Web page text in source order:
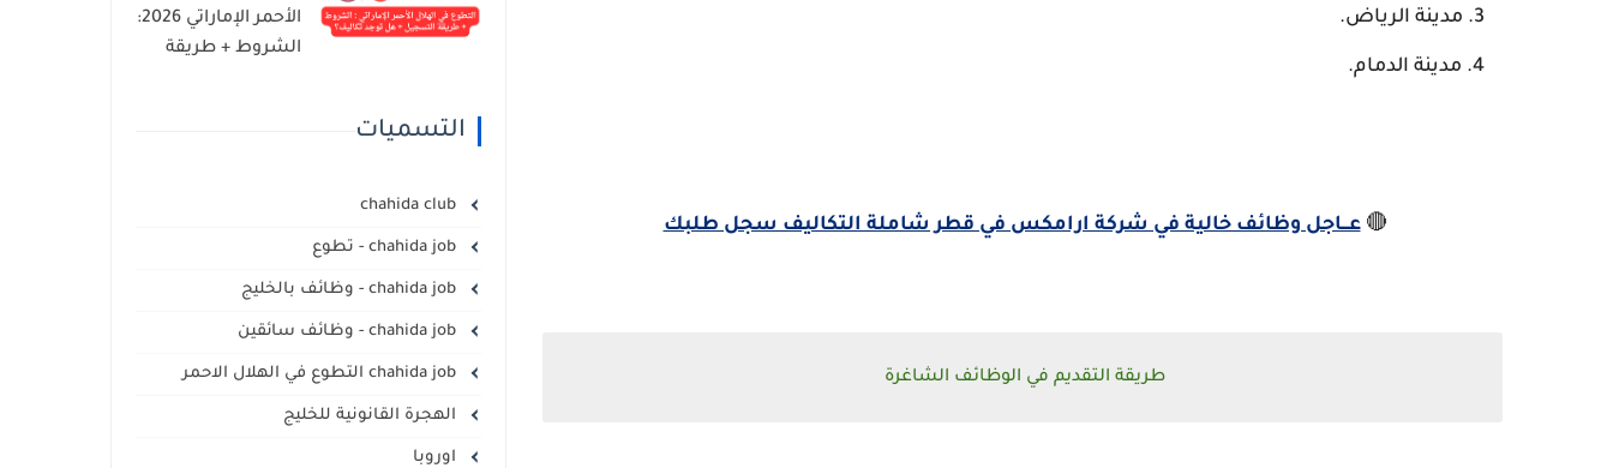
مدينة الرياض.
مدينة الدمام.
🔴عـــاجل وظائف خالية في شركة ارامكس في قطر شاملة التكاليف سجل طلبك
طريقة التقديم في الوظائف الشاغرة
الأحمر الإماراتي 2026:
الشروط + طريقة
التسميات
chahida club
chahida job - تطوع
chahida job - وظائف بالخليج
chahida job - وظائف سائقين
chahida job التطوع في الهلال الاحمر
الهجرة القانونية للخليج
اوروبا